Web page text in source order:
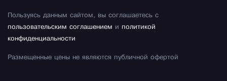
Пользуясь данным сайтом, вы соглашаетесь с
пользовательским соглашением и политикой
конфиденциальности
Размещенные цены не являются публичной офертой